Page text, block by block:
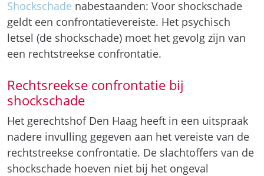
Shockschade nabestaanden: Voor shockschade
geldt een confrontatievereiste. Het psychisch
letsel (de shockschade) moet het gevolg zijn van
een rechtstreekse confrontatie.
Rechtsreekse confrontatie bij
shockschade
Het gerechtshof Den Haag heeft in een uitspraak
nadere invulling gegeven aan het vereiste van de
rechtstreekse confrontatie. De slachtoffers van de
shockschade hoeven niet bij het ongeval